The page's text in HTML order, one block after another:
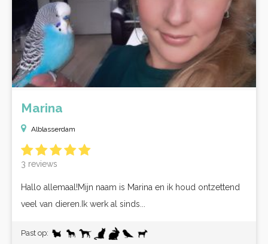
Marina
Alblasserdam
3 reviews
Hallo allemaal!Mijn naam is Marina en ik houd ontzettend
veel van dieren.Ik werk al sinds...
Past op: